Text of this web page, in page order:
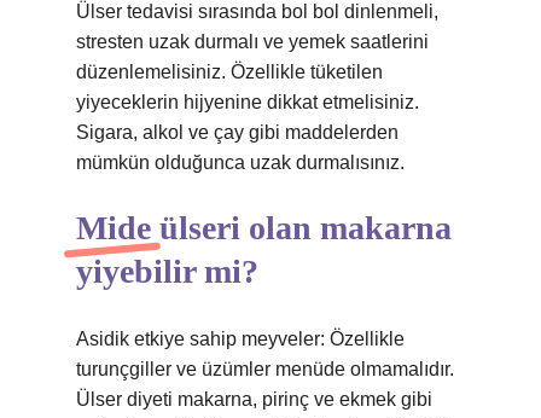
Ülser tedavisi sırasında bol bol dinlenmeli,
stresten uzak durmalı ve yemek saatlerini
düzenlemelisiniz. Özellikle tüketilen
yiyeceklerin hijyenine dikkat etmelisiniz.
Sigara, alkol ve çay gibi maddelerden
mümkün olduğunca uzak durmalısınız.
Mide ülseri olan makarna
yiyebilir mi?
Asidik etkiye sahip meyveler: Özellikle
turunçgiller ve üzümler menüde olmamalıdır.
Ülser diyeti makarna, pirinç ve ekmek gibi